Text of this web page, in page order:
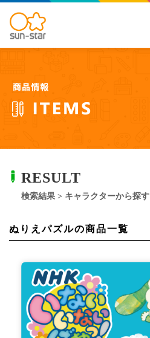
RESULT
検索結果 > キャラクターから探す
ぬりえパズルの商品一覧